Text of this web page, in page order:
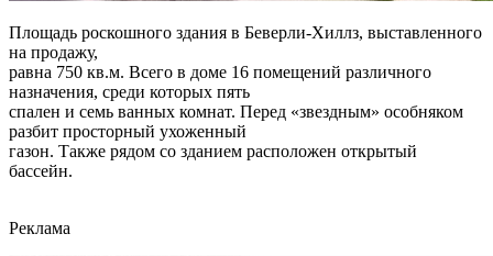
Площадь роскошного здания в Беверли-Хиллз, выставленного
на продажу,
равна 750 кв.м. Всего в доме 16 помещений различного
назначения, среди которых пять
спален и семь ванных комнат. Перед «звездным» особняком
разбит просторный ухоженный
газон. Также рядом со зданием расположен открытый
бассейн.
Реклама